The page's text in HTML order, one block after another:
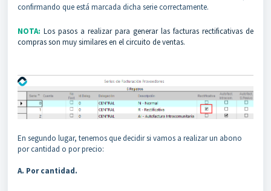
confirmando que está marcada dicha serie correctamente.
NOTA: Los pasos a realizar para generar las facturas rectificativas de
compras son muy similares en el circuito de ventas.
En segundo lugar, tenemos que decidir si vamos a realizar un abono
por cantidad o por precio:
A. Por cantidad.